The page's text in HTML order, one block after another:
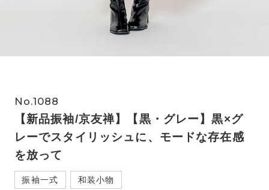
No.1088
【新品振袖/京友禅】【黒・グレー】黒×グ
レーでスタイリッシュに、モードな存在感
を放って
振袖一式 和装小物